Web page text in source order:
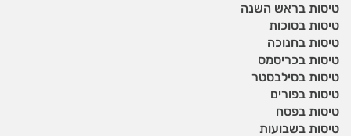
טיסות בראש השנה
טיסות בסוכות
טיסות בחנוכה
טיסות בכריסמס
טיסות בסילבסטר
טיסות בפורים
טיסות בפסח
טיסות בשבועות